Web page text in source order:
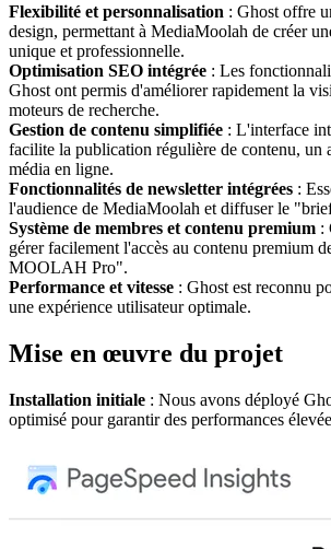
Flexibilité et personnalisation : Ghost offre
design, permettant à MediaMoolah de créer
unique et professionnelle.
Optimisation SEO intégrée : Les
Ghost ont permis d'améliorer rapidement la
moteurs de recherche.
Gestion de contenu simplifiée : L'interface
facilite la publication régulière de contenu, un
média en ligne.
Fonctionnalités de newsletter intégrées :
l'audience de MediaMoolah et diffuser le
Système de membres et contenu premium :
gérer facilement l'accès au contenu premium
MOOLAH Pro".
Performance et vitesse : Ghost est reconnu
une expérience utilisateur optimale.
Mise en œuvre du projet
Installation initiale : Nous avons déployé
optimisé pour garantir des performances